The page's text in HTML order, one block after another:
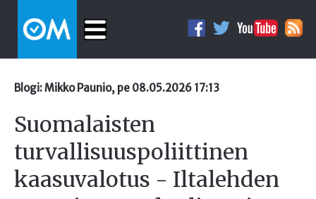
Blogi: Mikko Paunio, pe 08.05.2026 17:13
Suomalaisten
turvallisuuspoliittinen
kaasuvalotus - Iltalehden